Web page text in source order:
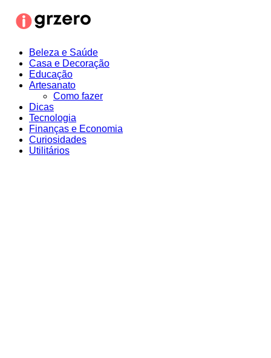
para
Beleza e Saúde
Casa e Decoração
Educação
Artesanato
Como fazer
Dicas
Tecnologia
Finanças e Economia
Curiosidades
Utilitários